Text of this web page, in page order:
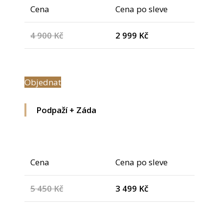
Cena Cena po sleve
4 900 Kč 2 999 Kč
Objednat
Podpaží + Záda
Cena Cena po sleve
5 450 Kč 3 499 Kč